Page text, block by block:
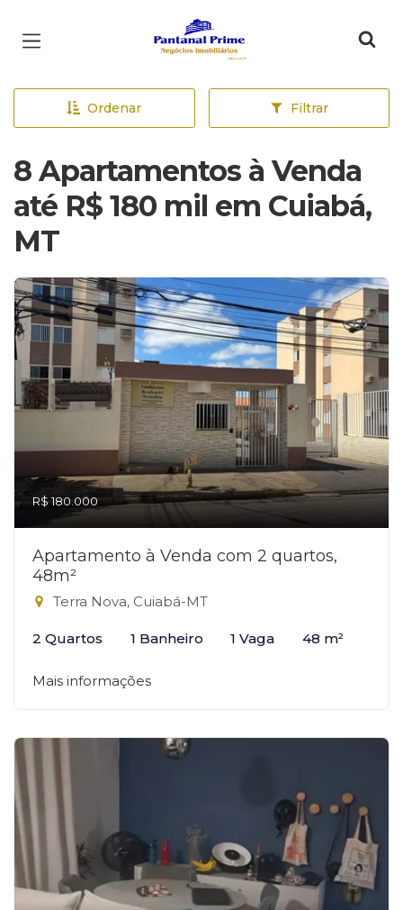
Página inicial
Ordenar Filtrar
8 Apartamentos à Venda
até R$ 180 mil em Cuiabá,
MT
R$ 180.000
Apartamento à Venda com 2 quartos,
48m²
Terra Nova, Cuiabá-MT
2 Quartos 1 Banheiro 1 Vaga 48 m²
Mais informações